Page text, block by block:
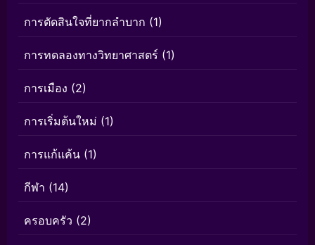
การตัดสินใจที่ยากลำบาก (1)
การทดลองทางวิทยาศาสตร์ (1)
การเมือง (2)
การเริ่มต้นใหม่ (1)
การแก้แค้น (1)
กีฬา (14)
ครอบครัว (2)